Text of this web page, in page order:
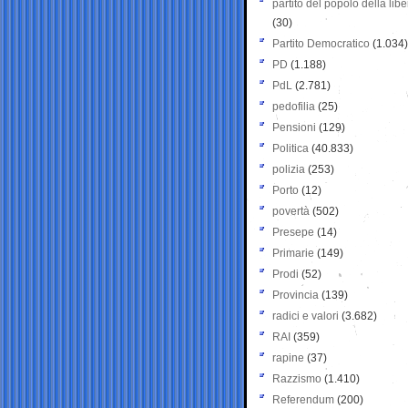
partito del popolo della
(30)
Partito Democratico (1.034)
PD (1.188)
PdL (2.781)
pedofilia (25)
Pensioni (129)
Politica (40.833)
polizia (253)
Porto (12)
povertà (502)
Presepe (14)
Primarie (149)
Prodi (52)
Provincia (139)
radici e valori (3.682)
RAI (359)
rapine (37)
Razzismo (1.410)
Referendum (200)